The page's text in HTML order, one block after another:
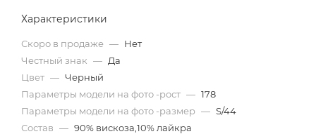
Характеристики
Скоро в продаже — Нет
Честный знак — Да
Цвет — Черный
Параметры модели на фото -рост — 178
Параметры модели на фото -размер — S/44
Состав — 90% вискоза,10% лайкра